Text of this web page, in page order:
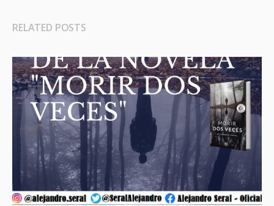
RELATED POSTS